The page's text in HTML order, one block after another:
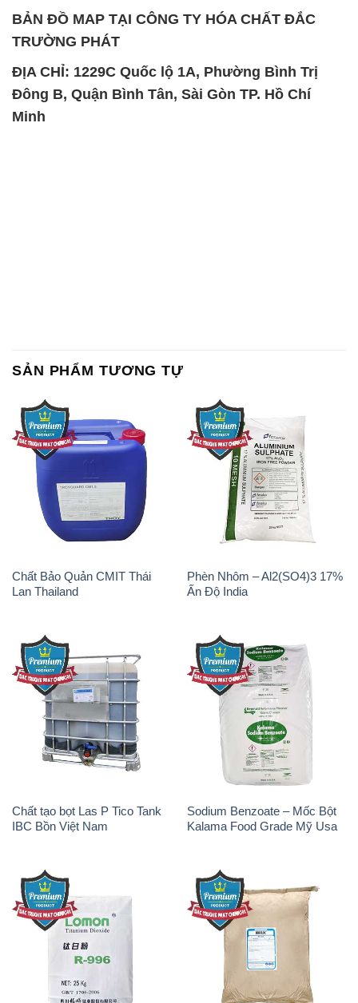
BẢN ĐỒ MAP TẠI CÔNG TY HÓA CHẤT ĐẮC
TRƯỜNG PHÁT
ĐỊA CHỈ: 1229C Quốc lộ 1A, Phường Bình Trị
Đông B, Quận Bình Tân, Sài Gòn TP. Hồ Chí
Minh
SẢN PHẨM TƯƠNG TỰ
Chất Bảo Quản CMIT Thái
Lan Thailand
Phèn Nhôm – Al2(SO4)3 17%
Ấn Độ India
Chất tạo bọt Las P Tico Tank
IBC Bồn Việt Nam
Sodium Benzoate – Mốc Bột
Kalama Food Grade Mỹ Usa